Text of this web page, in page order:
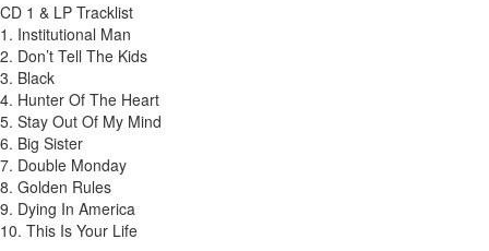
CD 1 & LP Tracklist
1. Institutional Man
2. Don’t Tell The Kids
3. Black
4. Hunter Of The Heart
5. Stay Out Of My Mind
6. Big Sister
7. Double Monday
8. Golden Rules
9. Dying In America
10. This Is Your Life